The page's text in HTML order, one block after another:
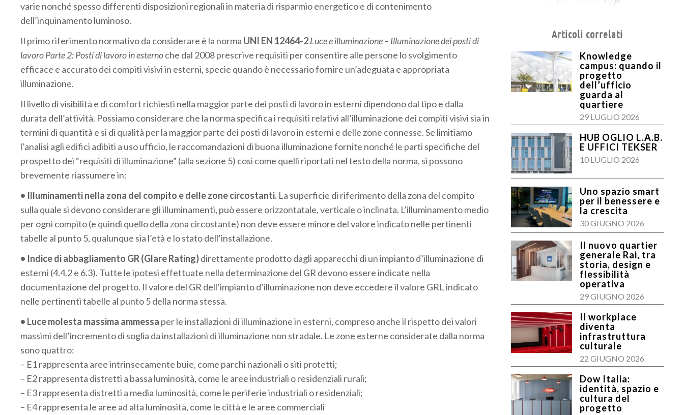
varie nonché spesso differenti disposizioni regionali in materia di risparmio energetico e di contenimento
dell’inquinamento luminoso.
Il primo riferimento normativo da considerare è la norma UNI EN 12464-2Luce e illuminazione – Illuminazione dei posti di
lavoro Parte 2: Posti di lavoro in esternoche dal 2008 prescrive requisiti per consentire alle persone lo svolgimento
efficace e accurato dei compiti visivi in esterni, specie quando è necessario fornire un’adeguata e appropriata
illuminazione.
Il livello di visibilità e di comfort richiesti nella maggior parte dei posti di lavoro in esterni dipendono dal tipo e dalla
durata dell’attività. Possiamo considerare che la norma specifica i requisiti relativi all’illuminazione dei compiti visivi sia in
termini di quantità e si di qualità per la maggior parte dei posti di lavoro in esterni e delle zone connesse. Se limitiamo
l’analisi agli edifici adibiti a uso ufficio, le raccomandazioni di buona illuminazione fornite nonché le parti specifiche del
prospetto dei “requisiti di illuminazione” (alla sezione 5) così come quelli riportati nel testo della norma, si possono
brevemente riassumere in:
• Illuminamenti nella zona del compito e delle zone circostanti. La superficie di riferimento della zona del compito
sulla quale si devono considerare gli illuminamenti, può essere orizzontatale, verticale o inclinata. L’illuminamento medio
per ogni compito (e quindi quello della zona circostante) non deve essere minore del valore indicato nelle pertinenti
tabelle al punto 5, qualunque sia l’età e lo stato dell’installazione.
• Indice di abbagliamento GR (Glare Rating)direttamente prodotto dagli apparecchi di un impianto d’illuminazione di
esterni (4.4.2 e 6.3). Tutte le ipotesi effettuate nella determinazione del GR devono essere indicate nella
documentazione del progetto. Il valore del GR dell’impianto d’illuminazione non deve eccedere il valore GRL indicato
nelle pertinenti tabelle al punto 5 della norma stessa.
• Luce molesta massima ammessa per le installazioni di illuminazione in esterni, compreso anche il rispetto dei valori
massimi dell’incremento di soglia da installazioni di illuminazione non stradale. Le zone esterne considerate dalla norma
sono quattro:
– E1 rappresenta aree intrinsecamente buie, come parchi nazionali o siti protetti;
– E2 rappresenta distretti a bassa luminosità, come le aree industriali o residenziali rurali;
– E3 rappresenta distretti a media luminosità, come le periferie industriali o residenziali;
– E4 rappresenta le aree ad alta luminosità, come le città e le aree commerciali
Articoli correlati
Knowledge
campus: quando il
progetto
dell’ufficio
guarda al
quartiere
29 LUGLIO 2026
HUB OGLIO L.A.B.
E UFFICI TEKSER
10 LUGLIO 2026
Uno spazio smart
per il benessere e
la crescita
30 GIUGNO 2026
Il nuovo quartier
generale Rai, tra
storia, design e
flessibilità
operativa
29 GIUGNO 2026
Il workplace
diventa
infrastruttura
culturale
22 GIUGNO 2026
Dow Italia:
identità, spazio e
cultura del
progetto